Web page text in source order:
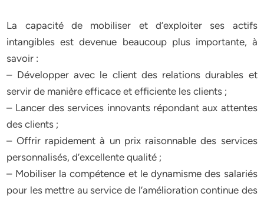
La capacité de mobiliser et d’exploiter ses actifs
intangibles est devenue beaucoup plus importante, à
savoir :
– Développer avec le client des relations durables et
servir de manière efficace et efficiente les clients ;
– Lancer des services innovants répondant aux attentes
des clients ;
– Offrir rapidement à un prix raisonnable des services
personnalisés, d’excellente qualité ;
– Mobiliser la compétence et le dynamisme des salariés
pour les mettre au service de l’amélioration continue des